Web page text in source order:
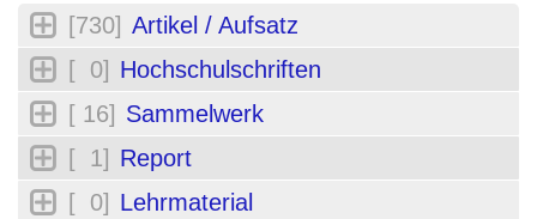
[730] Artikel / Aufsatz
[ 0] Hochschulschriften
[ 16] Sammelwerk
[ 1] Report
[ 0] Lehrmaterial